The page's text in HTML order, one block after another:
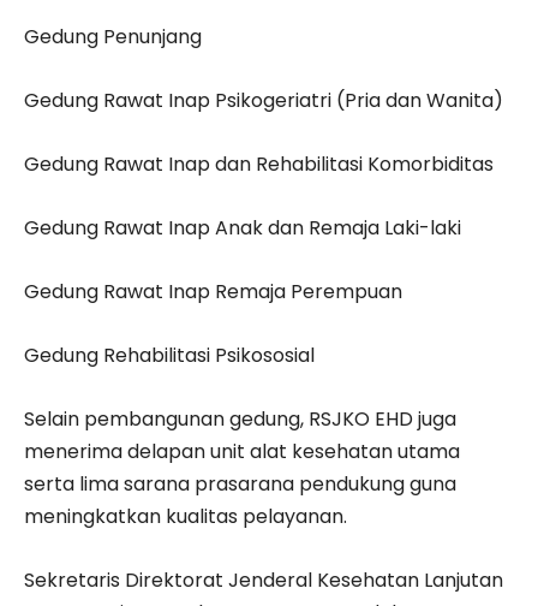
Gedung Penunjang
Gedung Rawat Inap Psikogeriatri (Pria dan Wanita)
Gedung Rawat Inap dan Rehabilitasi Komorbiditas
Gedung Rawat Inap Anak dan Remaja Laki-laki
Gedung Rawat Inap Remaja Perempuan
Gedung Rehabilitasi Psikososial
Selain pembangunan gedung, RSJKO EHD juga
menerima delapan unit alat kesehatan utama
serta lima sarana prasarana pendukung guna
meningkatkan kualitas pelayanan.
Sekretaris Direktorat Jenderal Kesehatan Lanjutan